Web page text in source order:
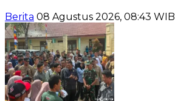
Berita 08 Agustus 2026, 08:43 WIB